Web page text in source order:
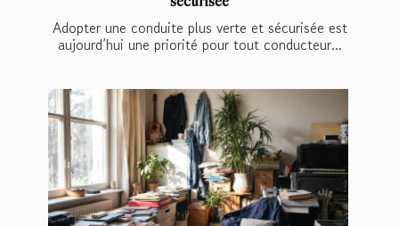
Adopter une conduite plus verte et sécurisée est
aujourd’hui une priorité pour tout conducteur...